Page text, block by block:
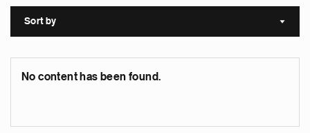
Sort by Sort
No content has been found.